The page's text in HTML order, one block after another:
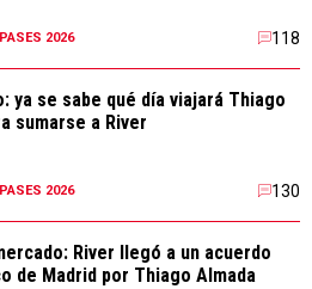
2026 118
ya se sabe qué día viajará Thiago
sumarse a River
2026 130
River llegó a un acuerdo
de Madrid por Thiago Almada